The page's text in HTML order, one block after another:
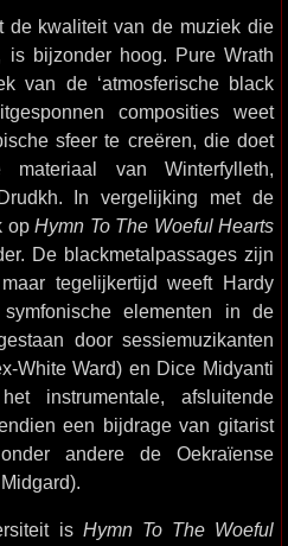
de kwaliteit van de muziek die
is bijzonder hoog. Pure Wrath
van de ‘atmosferische black
composities weet
sfeer te creëren, die doet
van Winterfylleth,
In vergelijking met de
op Hymn To The Woeful Hearts
De blackmetalpassages zijn
tegelijkertijd weeft Hardy
elementen in de
door sessiemuzikanten
White Ward) en Dice Midyanti
instrumentale, afsluitende
een bijdrage van gitarist
andere de Oekraïense
is Hymn To The Woeful